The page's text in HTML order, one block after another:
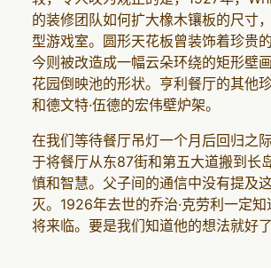
的装修团队如何扩大橡木镶板的尺寸
型游戏室。圆形天花板曾装饰着珍贵
今则被改造成一幅云朵环绕的矩形壁
花园倒映池的形状。亨利餐厅的其他
和德文特·伍德的宏伟壁炉架。
在我们等待餐厅吊灯一个月后回归之
于将餐厅从东87街和第五大道搬到长
慎和智慧。父子间的通信中没有提及
灭。1926年去世的乔治·克劳利一定
将来临。要是我们知道他的想法就好了